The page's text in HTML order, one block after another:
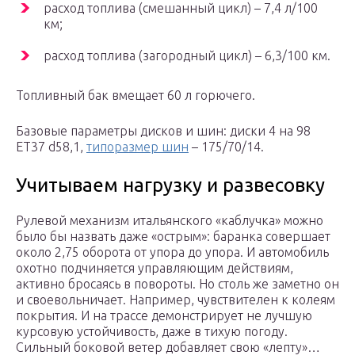
расход топлива (смешанный цикл) – 7,4 л/100
км;
расход топлива (загородный цикл) – 6,3/100 км.
Топливный бак вмещает 60 л горючего.
Базовые параметры дисков и шин: диски 4 на 98
ET37 d58,1, типоразмер шин – 175/70/14.
Учитываем нагрузку и развесовку
Рулевой механизм итальянского «каблучка» можно
было бы назвать даже «острым»: баранка совершает
около 2,75 оборота от упора до упора. И автомобиль
охотно подчиняется управляющим действиям,
активно бросаясь в повороты. Но столь же заметно он
и своевольничает. Например, чувствителен к колеям
покрытия. И на трассе демонстрирует не лучшую
курсовую устойчивость, даже в тихую погоду.
Сильный боковой ветер добавляет свою «лепту»…